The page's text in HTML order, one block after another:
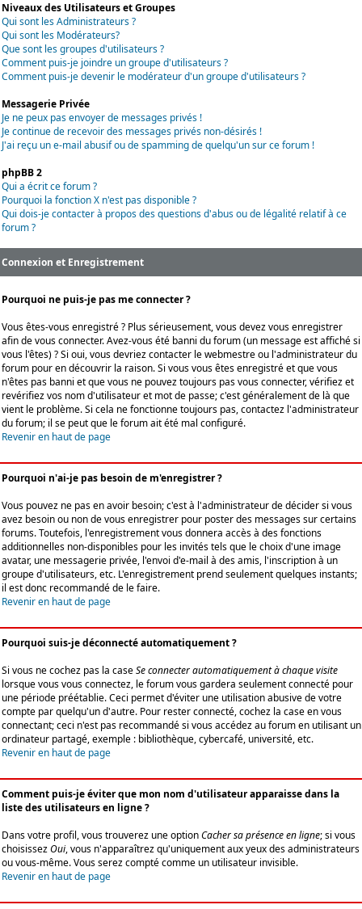
Niveaux des Utilisateurs et Groupes
Qui sont les Administrateurs ?
Qui sont les Modérateurs?
Que sont les groupes d'utilisateurs ?
Comment puis-je joindre un groupe d'utilisateurs ?
Comment puis-je devenir le modérateur d'un groupe d'utilisateurs ?
Messagerie Privée
Je ne peux pas envoyer de messages privés !
Je continue de recevoir des messages privés non-désirés !
J'ai reçu un e-mail abusif ou de spamming de quelqu'un sur ce forum !
phpBB 2
Qui a écrit ce forum ?
Pourquoi la fonction X n'est pas disponible ?
Qui dois-je contacter à propos des questions d'abus ou de légalité relatif à ce
forum ?
Connexion et Enregistrement
Pourquoi ne puis-je pas me connecter ?
Vous êtes-vous enregistré ? Plus sérieusement, vous devez vous enregistrer
afin de vous connecter. Avez-vous été banni du forum (un message est affiché si
vous l'êtes) ? Si oui, vous devriez contacter le webmestre ou l'administrateur du
forum pour en découvrir la raison. Si vous vous êtes enregistré et que vous
n'êtes pas banni et que vous ne pouvez toujours pas vous connecter, vérifiez et
revérifiez vos nom d'utilisateur et mot de passe; c'est généralement de là que
vient le problème. Si cela ne fonctionne toujours pas, contactez l'administrateur
du forum; il se peut que le forum ait été mal configuré.
Revenir en haut de page
Pourquoi n'ai-je pas besoin de m'enregistrer ?
Vous pouvez ne pas en avoir besoin; c'est à l'administrateur de décider si vous
avez besoin ou non de vous enregistrer pour poster des messages sur certains
forums. Toutefois, l'enregistrement vous donnera accès à des fonctions
additionnelles non-disponibles pour les invités tels que le choix d'une image
avatar, une messagerie privée, l'envoi d'e-mail à des amis, l'inscription à un
groupe d'utilisateurs, etc. L'enregistrement prend seulement quelques instants;
il est donc recommandé de le faire.
Revenir en haut de page
Pourquoi suis-je déconnecté automatiquement ?
Si vous ne cochez pas la caseSe connecter automatiquement à chaque visite
lorsque vous vous connectez, le forum vous gardera seulement connecté pour
une période préétablie. Ceci permet d'éviter une utilisation abusive de votre
compte par quelqu'un d'autre. Pour rester connecté, cochez la case en vous
connectant; ceci n'est pas recommandé si vous accédez au forum en utilisant un
ordinateur partagé, exemple : bibliothèque, cybercafé, université, etc.
Revenir en haut de page
Comment puis-je éviter que mon nom d'utilisateur apparaisse dans la
liste des utilisateurs en ligne ?
Dans votre profil, vous trouverez une optionCacher sa présence en ligne; si vous
choisissezOui, vous n'apparaîtrez qu'uniquement aux yeux des administrateurs
ou vous-même. Vous serez compté comme un utilisateur invisible.
Revenir en haut de page